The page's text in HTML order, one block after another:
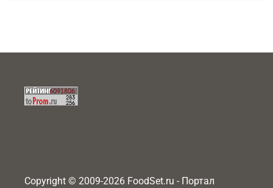
Copyright © 2009-2026 FoodSet.ru - Портал